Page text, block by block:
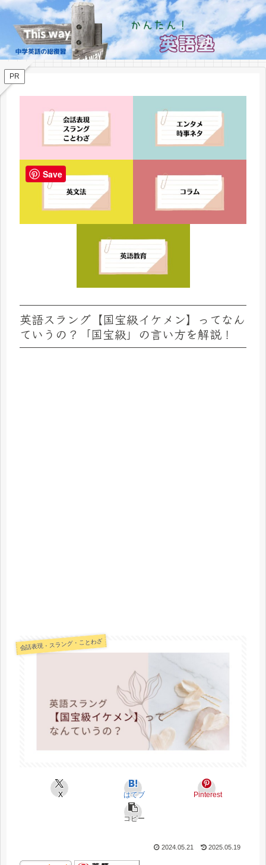
PR
英語スラング【国宝級イケメン】ってなん
ていうの？「国宝級」の言い方を解説！
会話表現・スラング・ことわざ
X はてブ Pinterest
コピー
2024.05.21 2025.05.19
Save